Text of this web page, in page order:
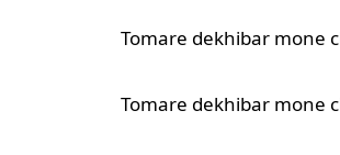
Tomare dekhibar mone
Tomare dekhibar mone